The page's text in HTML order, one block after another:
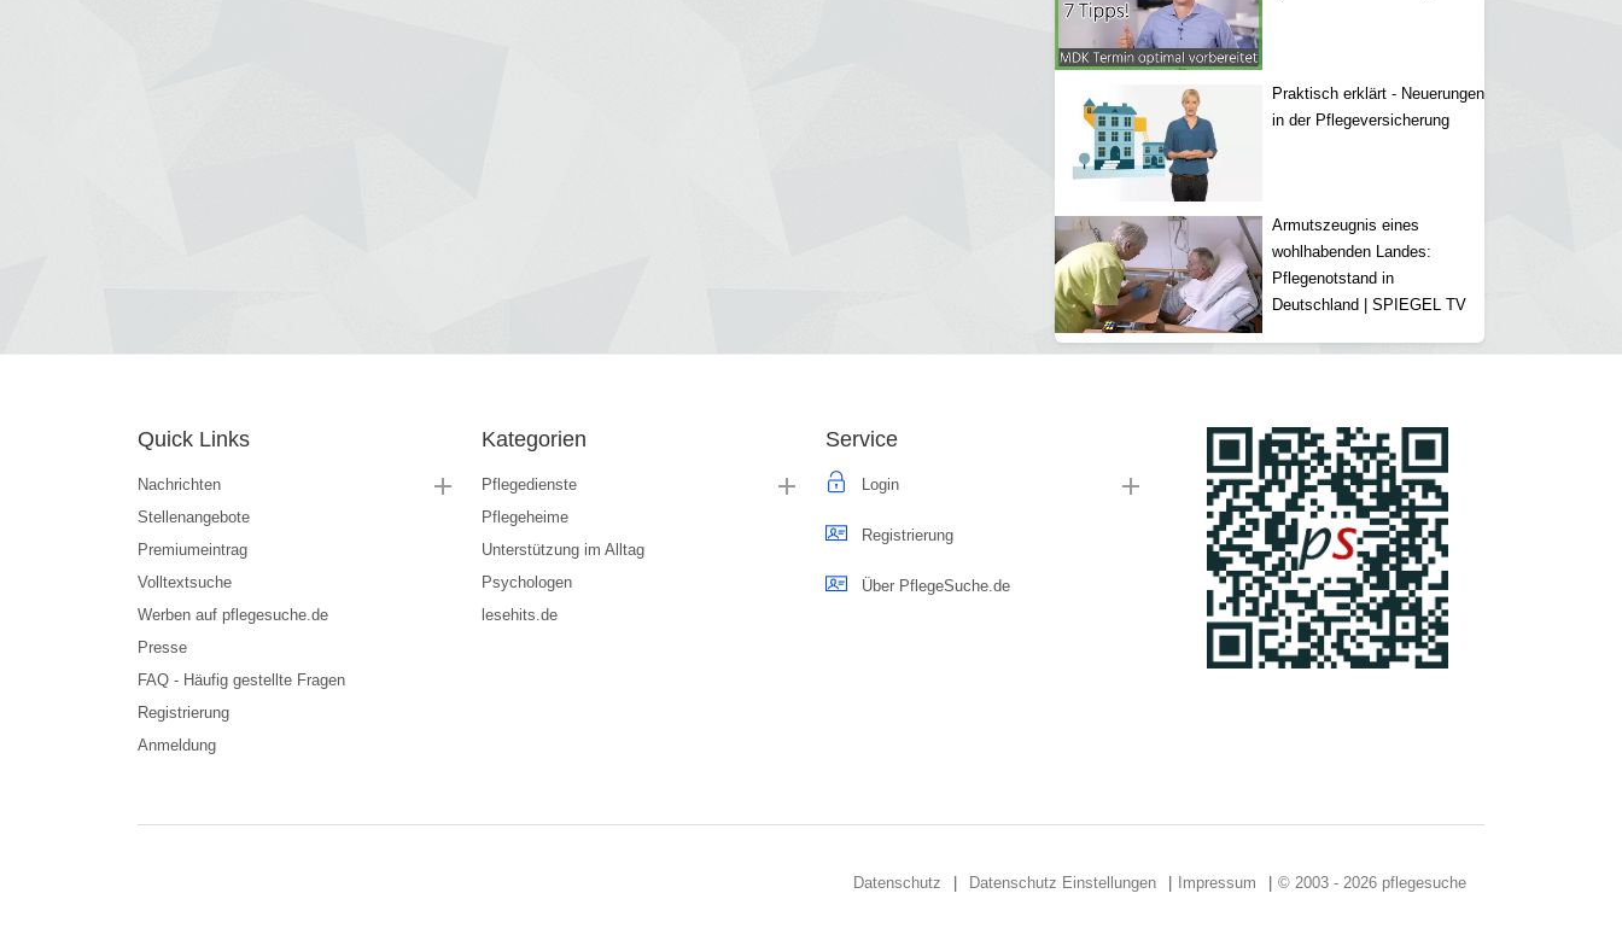
Praktisch erklärt - Neuerungen
in der Pflegeversicherung
Armutszeugnis eines
wohlhabenden Landes:
Pflegenotstand in
Deutschland | SPIEGEL TV
Quick Links
Nachrichten
Stellenangebote
Premiumeintrag
Volltextsuche
Werben auf pflegesuche.de
Presse
FAQ - Häufig gestellte Fragen
Registrierung
Anmeldung
Kategorien
Pflegedienste
Pflegeheime
Unterstützung im Alltag
Psychologen
lesehits.de
Service
Login
Registrierung
Über PflegeSuche.de
Datenschutz Datenschutz Einstellungen Impressum © 2003 - 2026 pflegesuche